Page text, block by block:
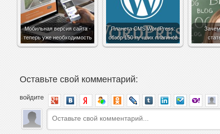
Мобильная версия сайта -
теперь уже необходимость
Планета CMS WordPress:
обзор 150 лучших плагинов
Оставьте свой комментарий:
войдите